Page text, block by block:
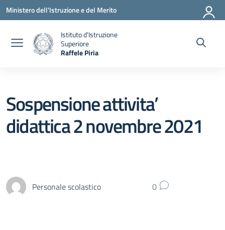
Vai ai contenuti
Vai al menu di navigazione
Vai al footer
Ministero dell'Istruzione e del Merito
Istituto d'Istruzione
Superiore
Raffele Piria
Sospensione attivita’
didattica 2 novembre 2021
Personale scolastico 0